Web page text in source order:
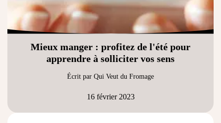
Mieux manger : profitez de l'été pour
apprendre à solliciter vos sens
Écrit par Qui Veut du Fromage
16 février 2023